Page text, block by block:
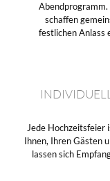
schaffen
festlichen Anlass
Jede Hochzeitsfeier
Ihnen, Ihren Gästen
lassen sich